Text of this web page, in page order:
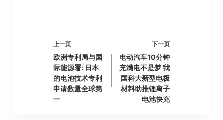
上一页
欧洲专利局与国
际能源署: 日本
的电池技术专利
申请数量全球第
一
下一页
电动汽车10分钟
充满电不是梦 我
国科大新型电极
材料助推锂离子
电池快充